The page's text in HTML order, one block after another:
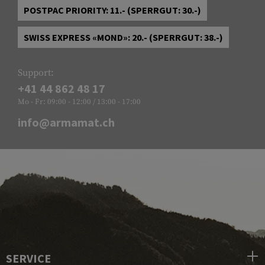
POSTPAC PRIORITY: 11.- (SPERRGUT: 30.-)
SWISS EXPRESS «MOND»: 20.- (SPERRGUT: 38.-)
Support:
+41 44 862 48 17
Mo - Fr: 09:00 - 12:00 / 13:00 - 17:00
info@armamat.ch
SERVICE